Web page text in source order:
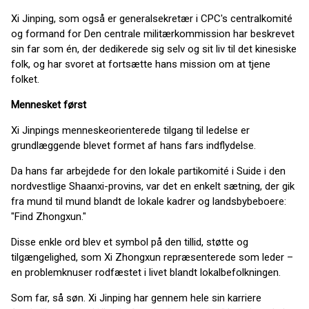
Xi Jinping, som også er generalsekretær i CPC's centralkomité
og formand for Den centrale militærkommission har beskrevet
sin far som én, der dedikerede sig selv og sit liv til det kinesiske
folk, og har svoret at fortsætte hans mission om at tjene
folket.
Mennesket først
Xi Jinpings menneskeorienterede tilgang til ledelse er
grundlæggende blevet formet af hans fars indflydelse.
Da hans far arbejdede for den lokale partikomité i Suide i den
nordvestlige Shaanxi-provins, var det en enkelt sætning, der gik
fra mund til mund blandt de lokale kadrer og landsbybeboere:
"Find Zhongxun."
Disse enkle ord blev et symbol på den tillid, støtte og
tilgængelighed, som Xi Zhongxun repræsenterede som leder –
en problemknuser rodfæstet i livet blandt lokalbefolkningen.
Som far, så søn. Xi Jinping har gennem hele sin karriere